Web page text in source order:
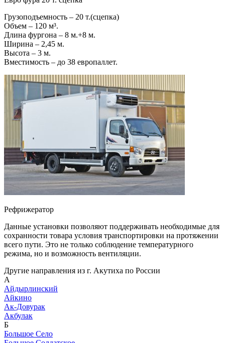
Грузоподъемность – 20 т.(сцепка)
Объем – 120 м³.
Длина фургона – 8 м.+8 м.
Ширина – 2,45 м.
Высота – 3 м.
Вместимость – до 38 европаллет.
Рефрижератор
Данные установки позволяют поддерживать необходимые для
сохранности товара условия транспортировки на протяжении
всего пути. Это не только соблюдение температурного
режима, но и возможность вентиляции.
Другие направления из г. Акутиха по России
А
Айдырлинский
Айкино
Ак-Довурак
Акбулак
Б
Большое Село